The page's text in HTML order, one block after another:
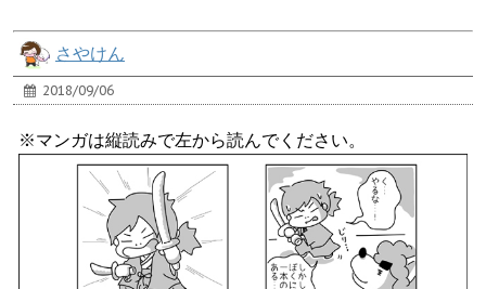
さやけん
2018/09/06
※マンガは縦読みで左から読んでください。